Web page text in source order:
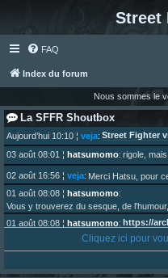
Street
FAQ
Index du forum
Nous sommes le
La SFFR Shoutbox
Aujourd’hui 10:10 ¦ veja: Street Fighter
03 août 08:01 ¦ hatsumomo: rigole,
02 août 16:56 ¦ veja: Merci Hatsu, pour
01 août 08:08 ¦ hatsumomo:
Vous y trouverez du sesque, de
01 août 08:08 ¦ hatsumomo: https://
hatsumomo :
Aujourd'hui, c'est le yaoi day. Pour la
30 juil. 07:22¦hatsumomo:
Cliquez ici pour